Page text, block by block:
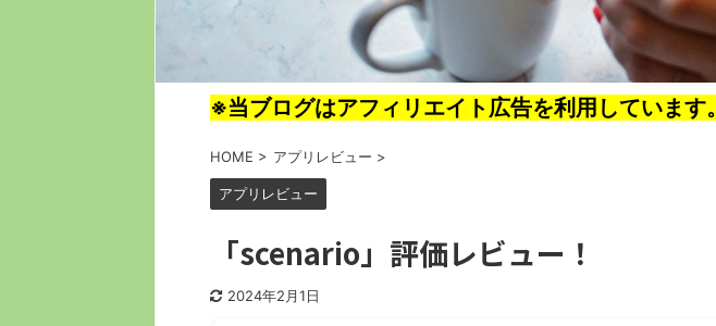
※当ブログはアフィリエイト広告を利用しています。
HOME > アプリレビュー >
アプリレビュー
「scenario」評価レビュー！
2024年2月1日